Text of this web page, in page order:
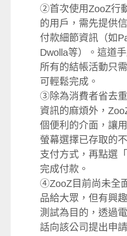
②首次使用ZooZ行
的用戶，需先提供
付款細節資訊（如
Dwolla等）。這道
所有的結帳活動只
可輕鬆完成。
③除為消費者省去
資訊的麻煩外，
個便利的介面，讓
螢幕選擇已存取的
支付方式，再點選
完成付款。
④ZooZ目前尚未全
品給大眾，但有興
測試為目的，透過
話向該公司提出申